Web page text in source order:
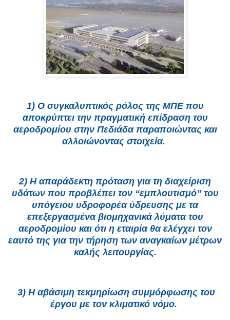
1) Ο συγκαλυπτικός ρόλος της ΜΠΕ που
αποκρύπτει την πραγματική επίδραση του
αεροδρομίου στην Πεδιάδα παραποιώντας και
αλλοιώνοντας στοιχεία.
2) Η απαράδεκτη πρόταση για τη διαχείριση
υδάτων που προβλέπει τον “εμπλουτισμό” του
υπόγειου υδροφορέα ύδρευσης με τα
επεξεργασμένα βιομηχανικά λύματα του
αεροδρομίου και ότι η εταιρία θα ελέγχει τον
εαυτό της για την τήρηση των αναγκαίων μέτρων
καλής λειτουργίας.
3) Η αβάσιμη τεκμηρίωση συμμόρφωσης του
έργου με τον κλιματικό νόμο.